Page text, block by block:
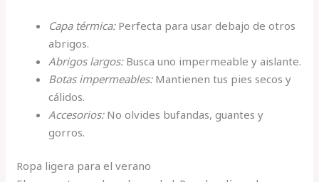
Capa térmica:Perfecta para usar debajo de otros
abrigos.
Abrigos largos:Busca uno impermeable y aislante.
Botas impermeables:Mantienen tus pies secos y
cálidos.
Accesorios:No olvides bufandas, guantes y
gorros.
Ropa ligera para el verano